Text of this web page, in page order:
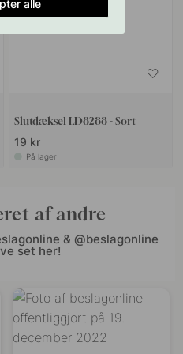
Slutdæksel LD8288 - Sort
19 kr
På lager
af andre
& @beslagonline
set her!
alle